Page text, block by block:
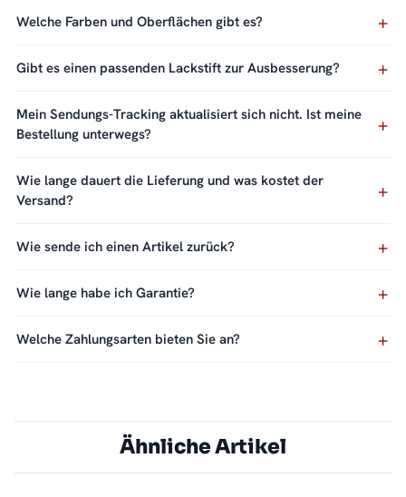
Welche Farben und Oberflächen gibt es?
Gibt es einen passenden Lackstift zur Ausbesserung?
Mein Sendungs-Tracking aktualisiert sich nicht. Ist meine
Bestellung unterwegs?
Wie lange dauert die Lieferung und was kostet der
Versand?
Wie sende ich einen Artikel zurück?
Wie lange habe ich Garantie?
Welche Zahlungsarten bieten Sie an?
Ähnliche Artikel